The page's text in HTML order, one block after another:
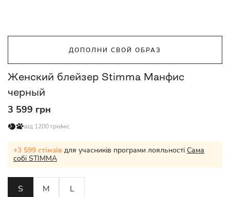
ДОПОЛНИ СВОЙ ОБРАЗ
Женский блейзер Stimma Манфис
черный
3 599 грн
від 1200 грн/міс
+3 599 стімзів для учасників програми лояльності Сама
собі STIMMA
S M
L